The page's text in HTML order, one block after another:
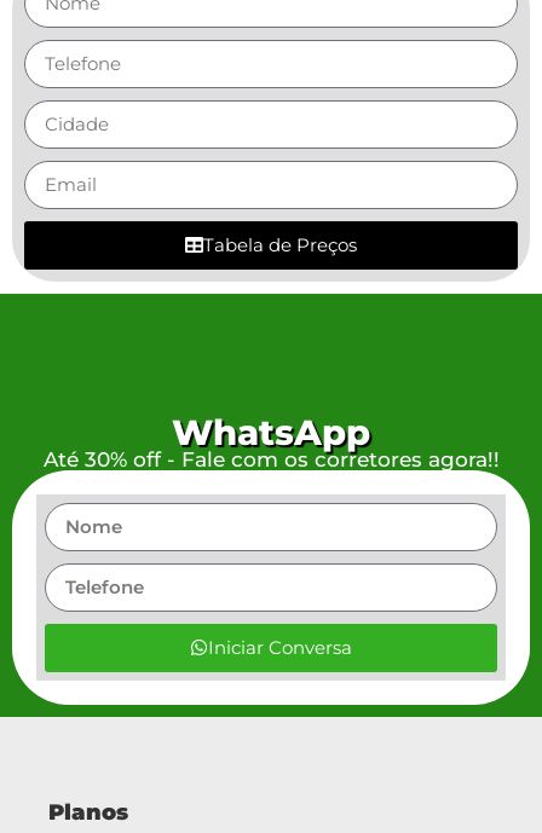
Tabela de Preços
WhatsApp
Até 30% off - Fale com os corretores agora!!
Iniciar Conversa
Planos